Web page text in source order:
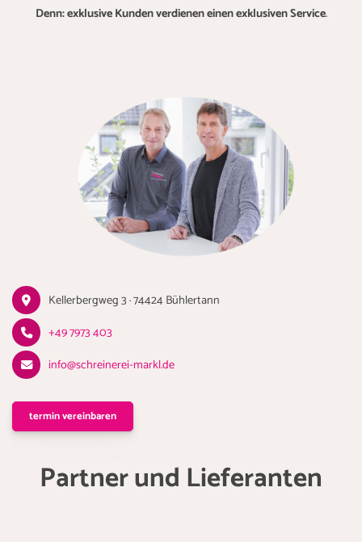
Denn: exklusive Kunden verdienen einen exklusiven Service.
Kellerbergweg 3 · 74424 Bühlertann
+49 7973 403
info@schreinerei-markl.de
termin vereinbaren
Partner und Lieferanten